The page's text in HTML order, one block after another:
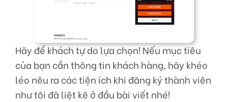
Hãy để khách tự do lựa chọn! Nếu mục tiêu
của bạn cần thông tin khách hàng, hãy khéo
léo nêu ra các tiện ích khi đăng ký thành viên
như tôi đã liệt kê ở đầu bài viết nhé!